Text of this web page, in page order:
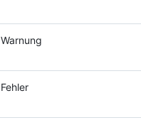
Warnung
Fehler